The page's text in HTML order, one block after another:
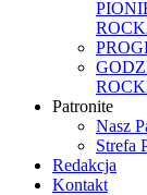
Patronite
Nasz
Strefa
Redakcja
Kontakt